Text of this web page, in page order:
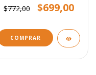
$772,00
$699,00
COMPRAR